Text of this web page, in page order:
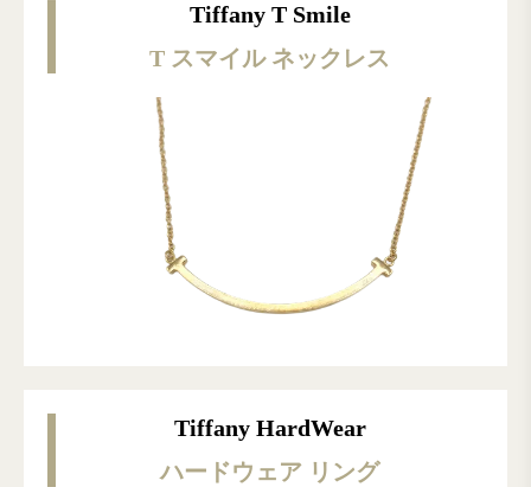
Tiffany T Smile
T スマイル ネックレス
Tiffany HardWear
ハードウェア リング